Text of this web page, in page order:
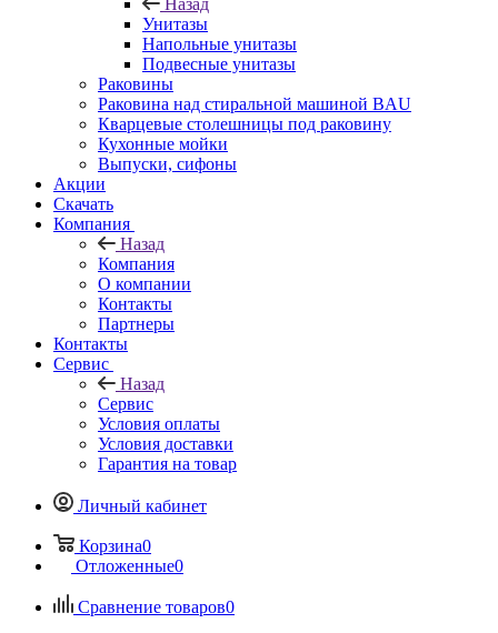
Назад
Унитазы
Напольные унитазы
Подвесные унитазы
Раковины
Раковина над стиральной машиной BAU
Кварцевые столешницы под раковину
Кухонные мойки
Выпуски, сифоны
Акции
Скачать
Компания
Назад
Компания
О компании
Контакты
Партнеры
Контакты
Сервис
Назад
Сервис
Условия оплаты
Условия доставки
Гарантия на товар
Личный кабинет
Корзина0
Отложенные0
Сравнение товаров0